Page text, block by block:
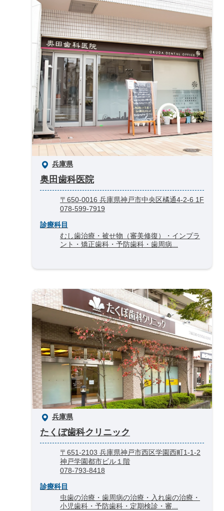
兵庫県
奥田歯科医院
〒650-0016 兵庫県神戸市中央区橘通4-2-6 1F
078-599-7919
診療科目
むし歯治療・被せ物（審美修復）・インプラ
ント・矯正歯科・予防歯科・歯周病...
兵庫県
たくぼ歯科クリニック
〒651-2103 兵庫県神戸市西区学園西町1-1-2
神戸学園都市ビル１階
078-793-8418
診療科目
虫歯の治療・歯周病の治療・入れ歯の治療・
小児歯科・予防歯科・定期検診・審...